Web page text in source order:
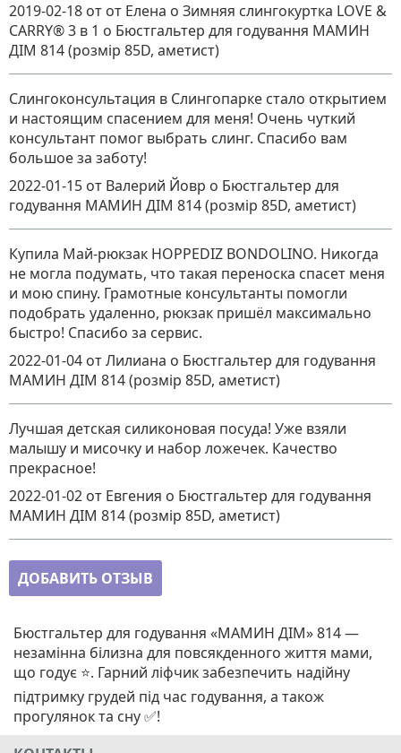
2019-02-18 от от Елена о Зимняя слингокуртка LOVE &
CARRY® 3 в 1 о Бюстгальтер для годування МАМИН
ДІМ 814 (розмір 85D, аметист)
Слингоконсультация в Слингопарке стало открытием
и настоящим спасением для меня! Очень чуткий
консультант помог выбрать слинг. Спасибо вам
большое за заботу!
2022-01-15 от Валерий Йовр о Бюстгальтер для
годування МАМИН ДІМ 814 (розмір 85D, аметист)
Купила Май-рюкзак HOPPEDIZ BONDOLINO. Никогда
не могла подумать, что такая переноска спасет меня
и мою спину. Грамотные консультанты помогли
подобрать удаленно, рюкзак пришёл максимально
быстро! Спасибо за сервис.
2022-01-04 от Лилиана о Бюстгальтер для годування
МАМИН ДІМ 814 (розмір 85D, аметист)
Лучшая детская силиконовая посуда! Уже взяли
малышу и мисочку и набор ложечек. Качество
прекрасное!
2022-01-02 от Евгения о Бюстгальтер для годування
МАМИН ДІМ 814 (розмір 85D, аметист)
ДОБАВИТЬ ОТЗЫВ
Бюстгальтер для годування «МАМИН ДІМ» 814 —
незамінна білизна для повсякденного життя мами,
що годує ⭐. Гарний ліфчик забезпечить надійну
підтримку грудей під час годування, а також
прогулянок та сну ✅!